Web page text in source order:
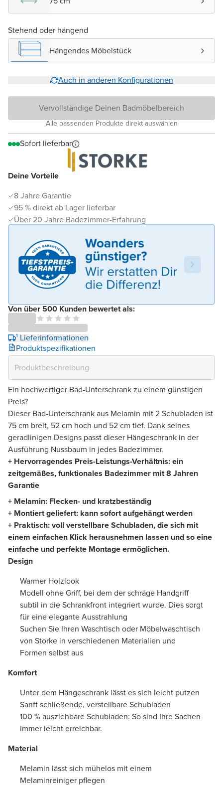
Deine Vorteile
8 Jahre Garantie
95 % direkt ab Lager lieferbar
Über 20 Jahre Badezimmer-Erfahrung
Von über 500 Kunden bewertet als:
¹ Lieferinformationen
Produktspezifikationen
Stehend oder hängend
Hängendes Möbelstück
Auch in anderen Konfigurationen
Vervollständige Deinen Badmöbelbereich
Alle passenden Produkte direkt auswählen
Sofort lieferbar
Ein hochwertiger Bad-Unterschrank zu einem günstigen
Preis?
Dieser Bad-Unterschrank aus Melamin mit 2 Schubladen ist
75 cm breit, 52 cm hoch und 52 cm tief. Dank seines
geradlinigen Designs passt dieser Hängeschrank in der
Ausführung Nussbaum in jedes Badezimmer.
+ Hervorragendes Preis-Leistungs-Verhältnis: ein
zeitgemäßes, funktionales Badezimmer mit 8 Jahren
Garantie
+ Melamin: Flecken- und kratzbeständig
+ Montiert geliefert: kann sofort aufgehängt werden
+ Praktisch: voll verstellbare Schubladen, die sich mit
einem einfachen Klick herausnehmen lassen und so eine
einfache und perfekte Montage ermöglichen.
Design
Warmer Holzlook
Modell ohne Griff, bei dem der schräge Handgriff
subtil in die Schrankfront integriert wurde. Dies sorgt
für eine elegante Ausstrahlung
Suchen Sie Ihren Waschtisch oder Möbelwaschtisch
von Storke in verschiedenen Materialien und
Formen selbst aus
Komfort
Unter dem Hängeschrank lässt es sich leicht putzen
Sanft schließende, verstellbare Schubladen
100 % ausziehbare Schubladen: So sind Ihre Sachen
immer leicht erreichbar.
Material
Melamin lässt sich mühelos mit einem
Melaminreiniger pflegen